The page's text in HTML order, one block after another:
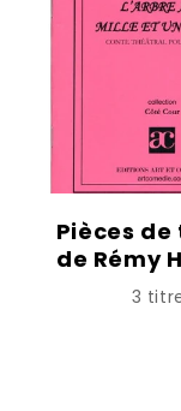
Pièces
de Rémy
3